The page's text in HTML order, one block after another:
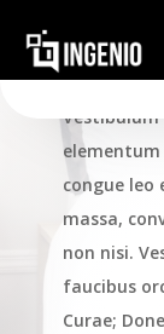
congue leo
massa,
non nisi.
faucibus
Curae;